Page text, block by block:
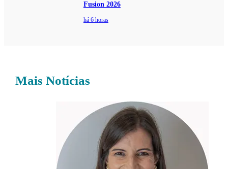
Fusion 2026
há 6 horas
Mais Notícias